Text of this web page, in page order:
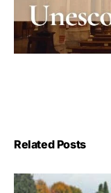
Related Posts